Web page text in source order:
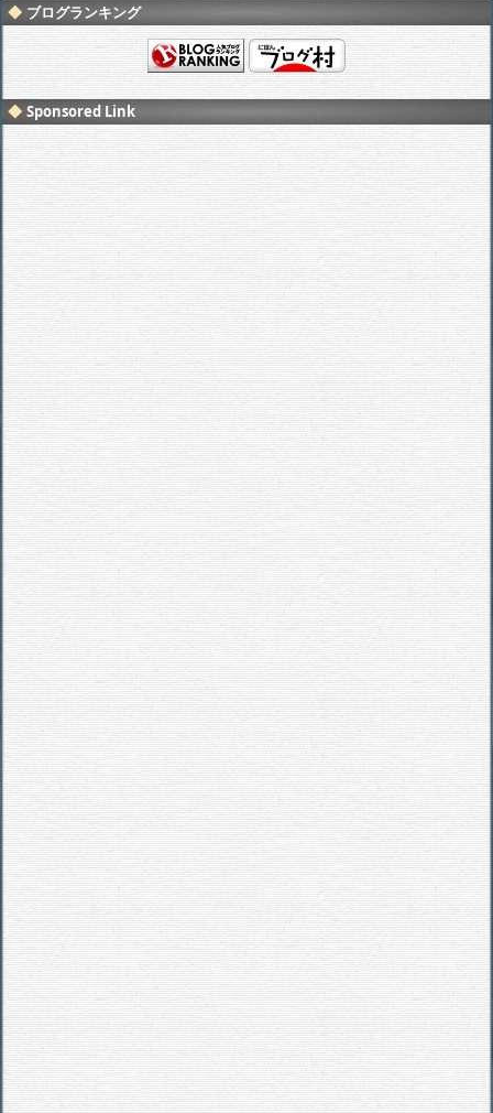
ブログランキング
Sponsored Link